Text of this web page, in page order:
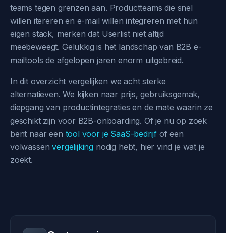
teams tegen grenzen aan. Productteams die snel
willen itereren en e-mail willen integreren met hun
eigen stack, merken dat Userlist niet altijd
meebeweegt. Gelukkig is het landschap van B2B e-
mailtools de afgelopen jaren enorm uitgebreid.
In dit overzicht vergelijken we acht sterke
alternatieven. We kijken naar prijs, gebruiksgemak,
diepgang van productintegraties en de mate waarin ze
geschikt zijn voor B2B-onboarding. Of je nu op zoek
bent naar een tool voor je SaaS-bedrijf of een
volwassenvergelijking nodig hebt, hier vind je wat je
zoekt.